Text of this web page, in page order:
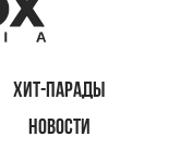
ХИТ-ПАРАДЫ
НОВОСТИ